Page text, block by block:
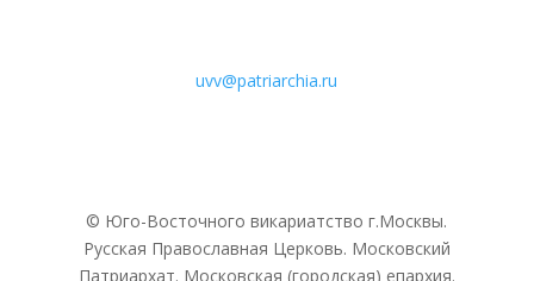
uvv@patriarchia.ru
© Юго-Восточного викариатствo г.Москвы.
Русская Православная Церковь. Московский
Патриархат. Московская (городская) епархия.